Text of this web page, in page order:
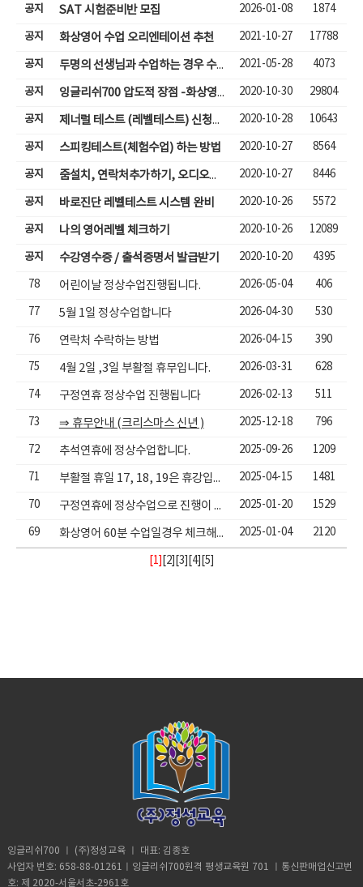
공지 SAT 시험준비반 모집 2026-01-08 1874
공지 화상영어 수업 오리엔테이션 추천 2021-10-27 17788
공지 두명의 선생님과 수업하는 경우 수업입장하기 2021-05-28 4073
공지 잉글리쉬700 압도적 장점 -화상영어( 성인,어린이) 2020-10-30 29804
공지 제너럴 테스트 (레벨테스트) 신청하기 2020-10-28 10643
공지 스피킹테스트(체험수업) 하는 방법 2020-10-27 8564
공지 줌설치, 연락처추가하기, 오디오체크, 줌체팅으로 수업하기 2020-10-27 8446
공지 바로진단 레벨테스트 시스템 완비 2020-10-26 5572
공지 나의 영어레벨 체크하기 2020-10-26 12089
공지 수강영수증 / 출석증명서 발급받기 2020-10-20 4395
78 어린이날 정상수업진행됩니다. 2026-05-04 406
77 5월 1일 정상수업합니다 2026-04-30 530
76 연락처 수락하는 방법 2026-04-15 390
75 4월 2일 ,3일 부활절 휴무입니다. 2026-03-31 628
74 구정연휴 정상수업 진행됩니다 2026-02-13 511
73 ⇒ 휴무안내 (크리스마스 신년 ) 2025-12-18 796
72 추석연휴에 정상수업합니다. 2025-09-26 1209
71 부활절 휴일 17, 18, 19은 휴강입니다. 2025-04-15 1481
70 구정연휴에 정상수업으로 진행이 됩니다. 2025-01-20 1529
69 화상영어 60분 수업일경우 체크해야할 사항 2025-01-04 2120
[1] 2][ 3 4][ 5
잉글리쉬700 ㅣ (주)정성교육 ㅣ 대표: 김종호
사업자 번호: 658-88-01261ㅣ잉글리쉬700원격 평생교육원 701 ㅣ통신판매업신고번
호: 제 2020-서울서초-2961호